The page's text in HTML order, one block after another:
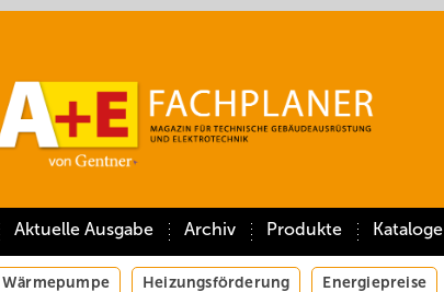
Aktuelle Ausgabe Archiv Produkte Kataloge
Wärmepumpe Heizungsförderung Energiepreise